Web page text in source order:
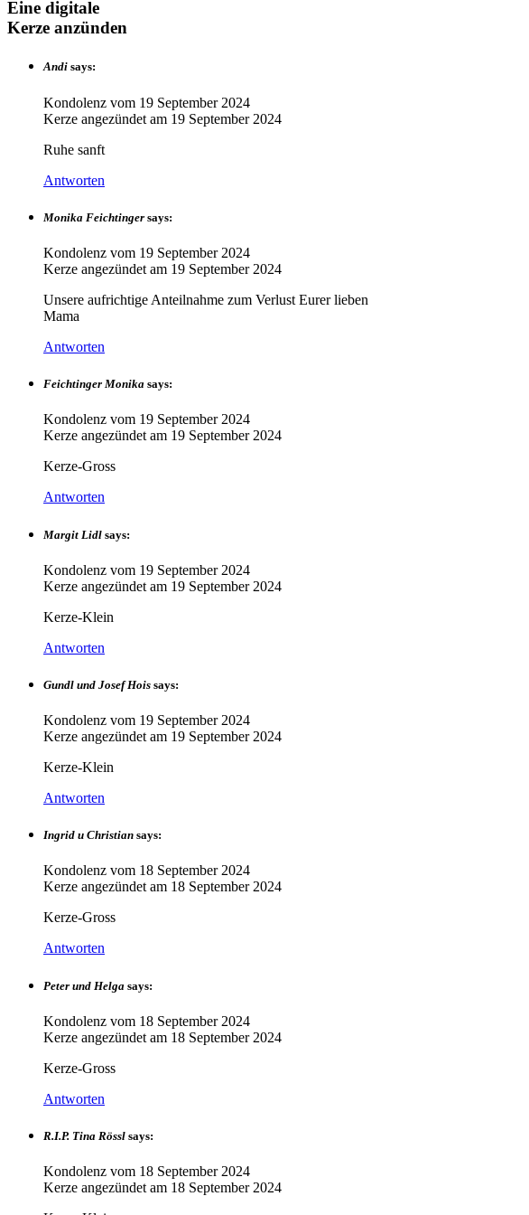
Eine digitale
Kerze anzünden
Andi says:
Kondolenz vom 19 September 2024
Kerze angezündet am 19 September 2024
Ruhe sanft
Antworten
Monika Feichtinger says:
Kondolenz vom 19 September 2024
Kerze angezündet am 19 September 2024
Unsere aufrichtige Anteilnahme zum Verlust Eurer lieben
Mama
Antworten
Feichtinger Monika says:
Kondolenz vom 19 September 2024
Kerze angezündet am 19 September 2024
Kerze-Gross
Antworten
Margit Lidl says:
Kondolenz vom 19 September 2024
Kerze angezündet am 19 September 2024
Kerze-Klein
Antworten
Gundl und Josef Hois says:
Kondolenz vom 19 September 2024
Kerze angezündet am 19 September 2024
Kerze-Klein
Antworten
Ingrid u Christian says:
Kondolenz vom 18 September 2024
Kerze angezündet am 18 September 2024
Kerze-Gross
Antworten
Peter und Helga says:
Kondolenz vom 18 September 2024
Kerze angezündet am 18 September 2024
Kerze-Gross
Antworten
R.I.P. Tina Rössl says:
Kondolenz vom 18 September 2024
Kerze angezündet am 18 September 2024